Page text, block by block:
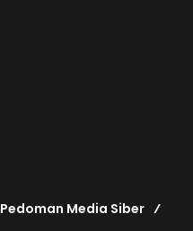
Pedoman Media Siber